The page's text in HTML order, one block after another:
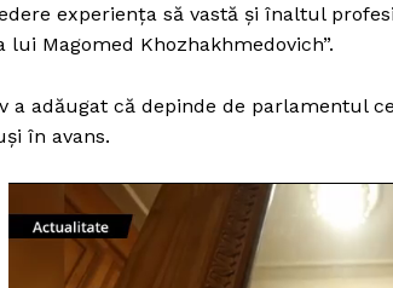
experiența să vastă și înaltul
lui Magomed Khozhakhmedovich”.
a adăugat că depinde de parlamentul
în avans.